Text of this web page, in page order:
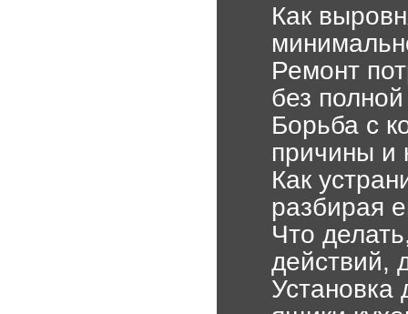
Как
Ремонт
без
Борьба с
причины и
Как
разбирая
Что
действий,
Установка